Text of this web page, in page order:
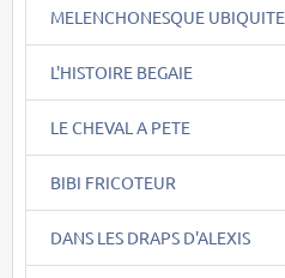
MELENCHONESQUE UBIQUITE
L'HISTOIRE BEGAIE
LE CHEVAL A PETE
BIBI FRICOTEUR
DANS LES DRAPS D'ALEXIS